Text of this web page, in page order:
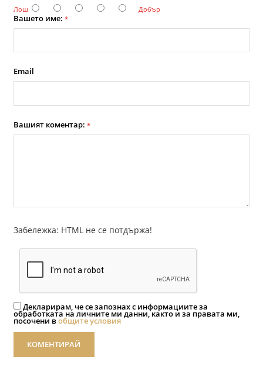
Лош Добър
Вашето име: *
Email
Вашият коментар: *
Забележка: HTML не се потдържа!
Декларирам, че се запознах с информациите за
обработката на личните ми данни, както и за правата ми,
посочени вобщите условия
КОМЕНТИРАЙ